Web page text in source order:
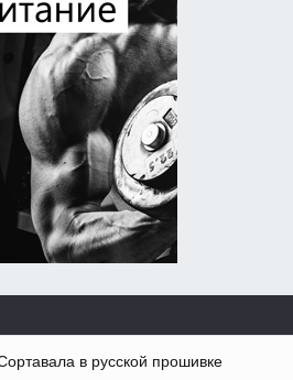
в русской прошивке